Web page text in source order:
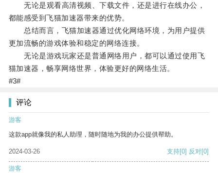
无论是观看高清视频、下载文件，还是进行在线办公，
都能感受到飞猫加速器带来的优势。
总结而言，飞猫加速器通过优化网络环境，为用户提供
更加流畅的游戏体验和稳定的网络连接。
无论是游戏玩家还是普通网络用户，都可以通过使用飞
猫加速器，畅享网络世界，体验更好的网络生活。
#3#
评论
游客
这款app就像我的私人助理，随时随地为我的办公提供帮助。
2024-03-26 支持[0] 反对[0]
游客